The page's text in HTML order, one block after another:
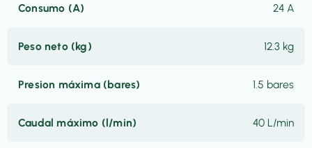
Consumo (A) 24 A
Peso neto (kg) 12.3 kg
Presion máxima (bares) 1.5 bares
Caudal máximo (l/min) 40 L/min